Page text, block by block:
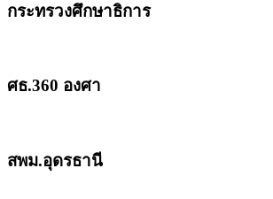
กระทรวงศึกษาธิการ
ศธ.360 องศา
สพม.อุดรธานี